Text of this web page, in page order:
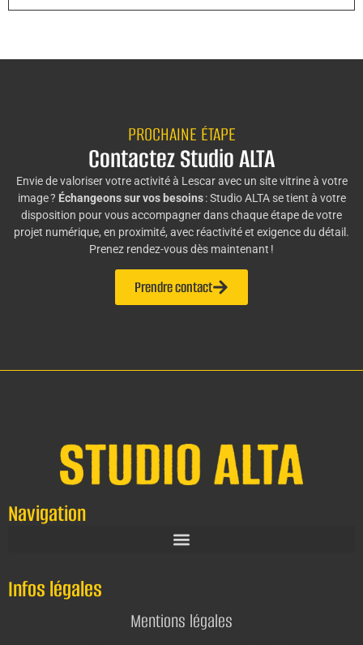
PROCHAINE ÉTAPE
Contactez Studio ALTA
Envie de valoriser votre activité à Lescar avec un site vitrine à votre
image ? Échangeons sur vos besoins: Studio ALTA se tient à votre
disposition pour vous accompagner dans chaque étape de votre
projet numérique, en proximité, avec réactivité et exigence du détail.
Prenez rendez-vous dès maintenant !
Prendre contact
Navigation
Infos légales
Mentions légales